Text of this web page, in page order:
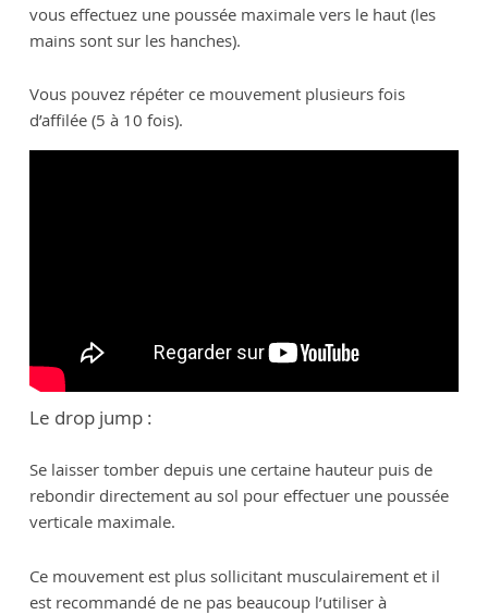
vous effectuez une poussée maximale vers le haut (les
mains sont sur les hanches).
Vous pouvez répéter ce mouvement plusieurs fois
d’affilée (5 à 10 fois).
Le drop jump :
Se laisser tomber depuis une certaine hauteur puis de
rebondir directement au sol pour effectuer une poussée
verticale maximale.
Ce mouvement est plus sollicitant musculairement et il
est recommandé de ne pas beaucoup l’utiliser à